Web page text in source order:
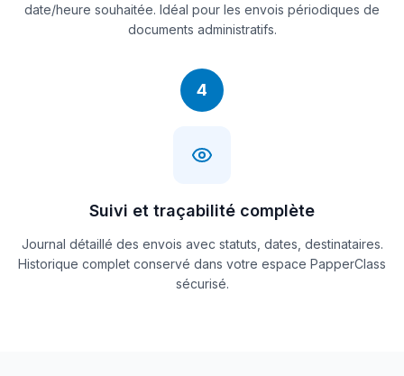
date/heure souhaitée. Idéal pour les envois périodiques de
documents administratifs.
4
Suivi et traçabilité complète
Journal détaillé des envois avec statuts, dates, destinataires.
Historique complet conservé dans votre espace PapperClass
sécurisé.